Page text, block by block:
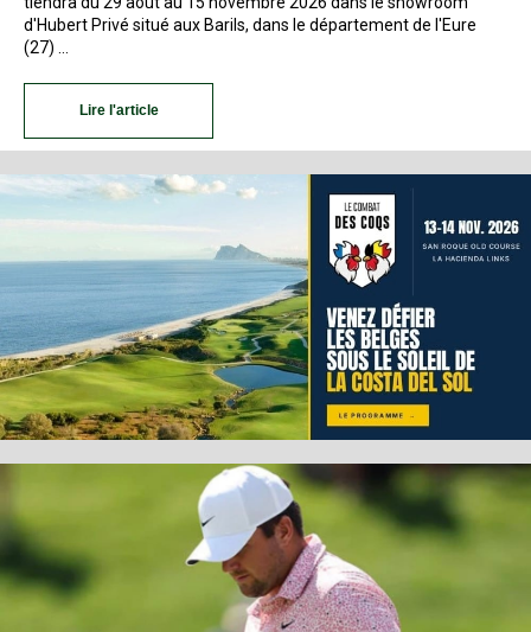
d'Hubert Privé situé aux Barils, dans le département de l'Eure
(27) …
Lire l'article